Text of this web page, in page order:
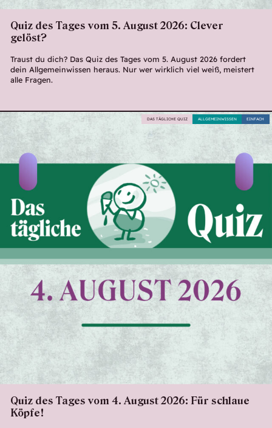
Quiz des Tages vom 5. August 2026: Clever
gelöst?
Traust du dich? Das Quiz des Tages vom 5. August 2026 fordert
dein Allgemeinwissen heraus. Nur wer wirklich viel weiß, meistert
alle Fragen.
Quiz des Tages vom 4. August 2026: Für schlaue
Köpfe!
EINFACH
ALLGEMEINWISSEN
DAS TÄGLICHE QUIZ